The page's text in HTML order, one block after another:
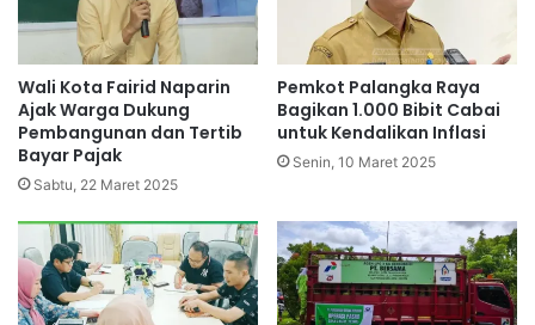
Wali Kota Fairid Naparin
Ajak Warga Dukung
Pembangunan dan Tertib
Bayar Pajak
Sabtu, 22 Maret 2025
Pemkot Palangka Raya
Bagikan 1.000 Bibit Cabai
untuk Kendalikan Inflasi
Senin, 10 Maret 2025